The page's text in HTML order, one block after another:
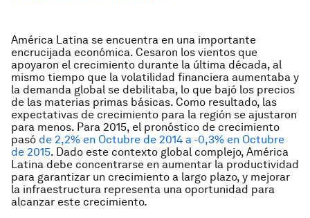
América Latina se encuentra en una importante
encrucijada económica. Cesaron los vientos que
apoyaron el crecimiento durante la última década, al
mismo tiempo que la volatilidad financiera aumentaba y
la demanda global se debilitaba, lo que bajó los precios
de las materias primas básicas. Como resultado, las
expectativas de crecimiento para la región se ajustaron
para menos. Para 2015, el pronóstico de crecimiento
pasó de 2,2% en Octubre de 2014 a -0,3% en Octubre
de 2015. Dado este contexto global complejo, América
Latina debe concentrarse en aumentar la productividad
para garantizar un crecimiento a largo plazo, y mejorar
la infraestructura representa una oportunidad para
alcanzar este crecimiento.